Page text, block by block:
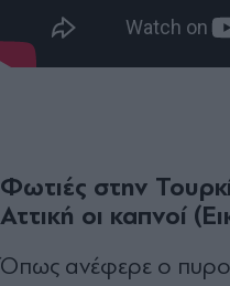
Φωτιές στην
Αττική οι καπνοί
Όπως ανέφερε ο